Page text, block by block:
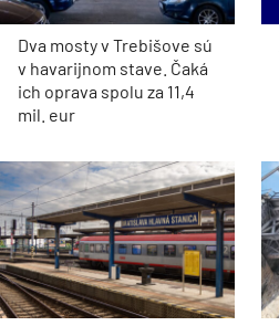
Dva mosty v Trebišove sú
v havarijnom stave. Čaká
ich oprava spolu za 11,4
mil. eur